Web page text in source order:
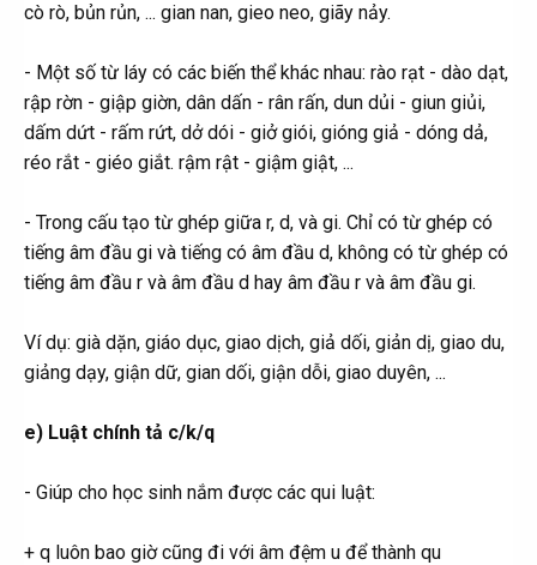
cò rò, bủn rủn, ... gian nan, gieo neo, giãy nảy.
- Một số từ láy có các biến thể khác nhau: rào rạt - dào dạt,
rập rờn - giập giờn, dân dấn - rân rấn, dun dủi - giun giủi,
dấm dứt - rấm rứt, dở dói - giở giói, gióng giả - dóng dả,
réo rắt - giéo giắt. rậm rật - giậm giật, ...
- Trong cấu tạo từ ghép giữa r, d, và gi. Chỉ có từ ghép có
tiếng âm đầu gi và tiếng có âm đầu d, không có từ ghép có
tiếng âm đầu r và âm đầu d hay âm đầu r và âm đầu gi.
Ví dụ: già dặn, giáo dục, giao dịch, giả dối, giản dị, giao du,
giảng dạy, giận dữ, gian dối, giận dỗi, giao duyên, ...
e) Luật chính tả c/k/q
- Giúp cho học sinh nắm được các qui luật:
+ q luôn bao giờ cũng đi với âm đệm u để thành qu